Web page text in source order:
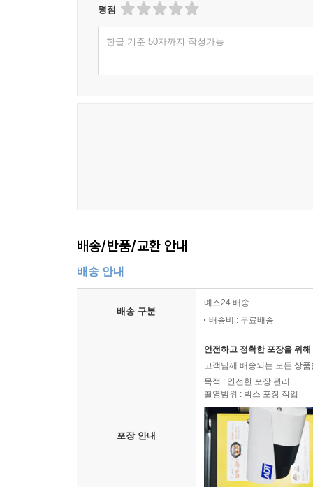
평점
한글 기준 50자까지 작성가능
배송/반품/교환 안내
배송 안내
배송 구분
예스24 배송
배송비 : 무료배송
포장 안내
안전하고 정확한 포장을 위
고객님께 배송되는 모든 상
목적 : 안전한 포장 관리
촬영범위 : 박스 포장 작업